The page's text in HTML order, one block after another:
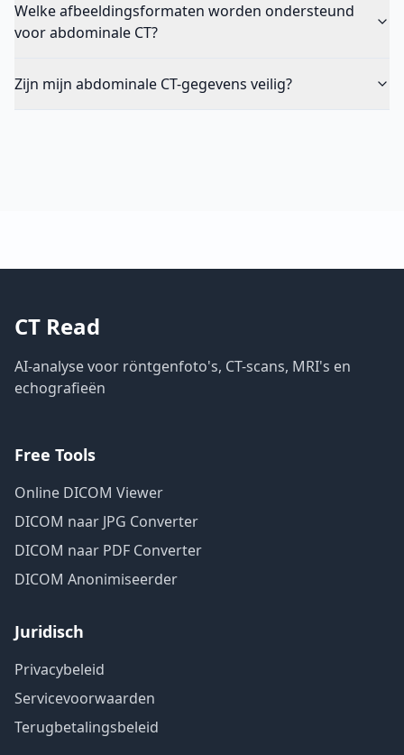
Welke afbeeldingsformaten worden ondersteund
voor abdominale CT?
Zijn mijn abdominale CT-gegevens veilig?
CT Read
AI-analyse voor röntgenfoto's, CT-scans, MRI's en
echografieën
Free Tools
Online DICOM Viewer
DICOM naar JPG Converter
DICOM naar PDF Converter
DICOM Anonimiseerder
Juridisch
Privacybeleid
Servicevoorwaarden
Terugbetalingsbeleid